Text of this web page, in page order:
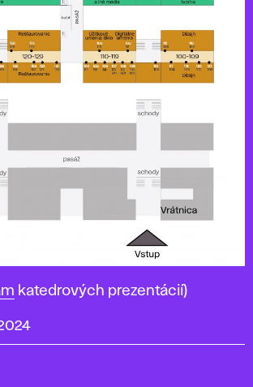
katedrových prezentácií)